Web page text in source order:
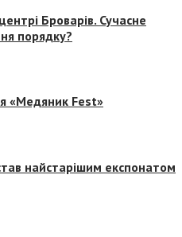
Броварів. Сучасне
порядку?
«Медяник Fest»
найстарішим експонатом